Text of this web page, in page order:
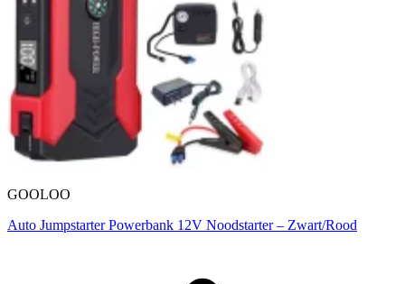
GOOLOO
Auto Jumpstarter Powerbank 12V Noodstarter – Zwart/Rood